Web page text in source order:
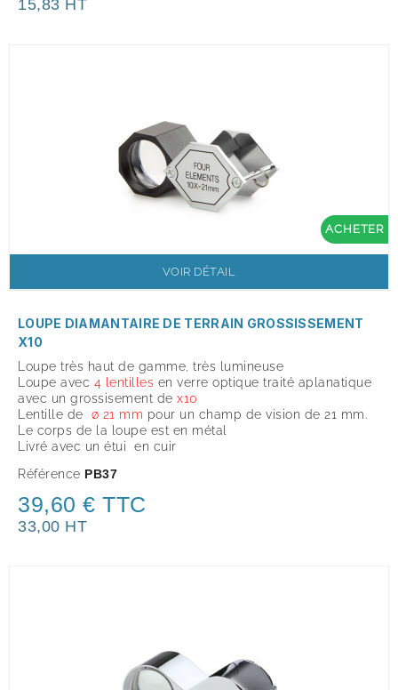
15,83 HT
ACHETER
VOIR DÉTAIL
LOUPE DIAMANTAIRE DE TERRAIN GROSSISSEMENT
X10
Loupe très haut de gamme, très lumineuse
Loupe avec 4 lentilles en verre optique traité aplanatique
avec un grossisement de x10
Lentille de ø 21 mm pour un champ de vision de 21 mm.
Le corps de la loupe est en métal
Livré avec un étui en cuir
Référence PB37
39,60 € TTC
33,00 HT